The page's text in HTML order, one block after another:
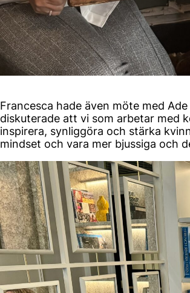
Francesca hade även möte med
diskuterade att vi som arbetar med
inspirera, synliggöra och stärka
mindset och vara mer bjussiga och